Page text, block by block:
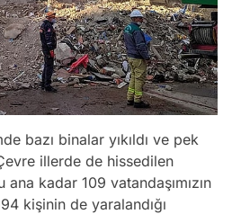
bazı binalar yıkıldı ve pek
illerde de hissedilen
kadar 109 vatandaşımızın
kişinin de yaralandığı